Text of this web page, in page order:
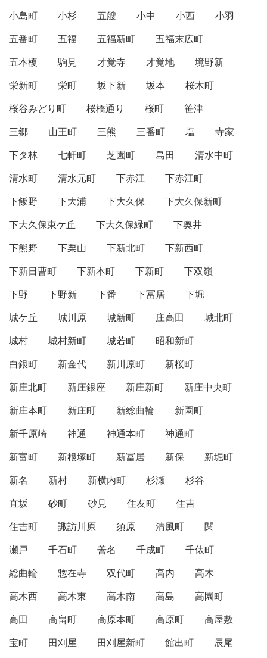
小島町
小杉 五艘 小中 小西
小羽
五番町
五福 五福新町
五福末広町
五本榎
駒見 才覚寺 才覚地
境野新
栄新町
栄町 坂下新 坂本
桜木町
桜谷みどり町
桜橋通り 桜町
笹津
三郷
山王町 三熊 三番町 塩
寺家
下タ林
七軒町 芝園町 島田
清水中町
清水町
清水元町 下赤江
下赤江町
下飯野
下大浦 下大久保
下大久保新町
下大久保東ケ丘
下大久保緑町
下奥井
下熊野
下栗山 下新北町
下新西町
下新日曹町
下新本町 下新町
下双嶺
下野
下野新 下番 下冨居
下堀
城ケ丘
城川原 城新町 庄高田
城北町
城村
城村新町 城若町
昭和新町
白銀町
新金代 新川原町
新桜町
新庄北町
新庄銀座 新庄新町
新庄中央町
新庄本町
新庄町 新総曲輪
新園町
新千原崎
神通 神通本町
神通町
新富町
新根塚町 新冨居 新保
新堀町
新名
新村 新横内町 杉瀬
杉谷
直坂
砂町 砂見 住友町
住吉
住吉町
諏訪川原 須原 清風町
関
瀬戸
千石町 善名 千成町
千俵町
総曲輪
惣在寺 双代町 高内
高木
高木西
高木東 高木南 高島
高園町
高田
高畠町 高原本町 高原町
高屋敷
宝町
田刈屋 田刈屋新町 館出町
辰尾